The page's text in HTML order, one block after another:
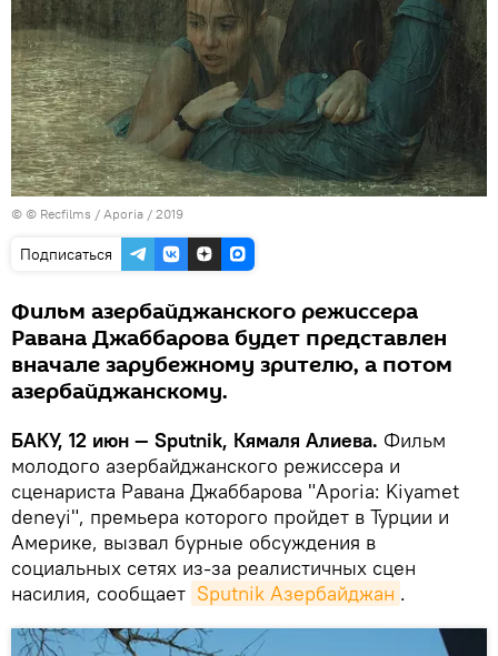
© © Recfilms / Aporia / 2019
Подписаться
Фильм азербайджанского режиссера
Равана Джаббарова будет представлен
вначале зарубежному зрителю, а потом
азербайджанскому.
БАКУ, 12 июн — Sputnik, Кямаля Алиева. Фильм
молодого азербайджанского режиссера и
сценариста Равана Джаббарова "Aporia: Kiyamet
deneyi", премьера которого пройдет в Турции и
Америке, вызвал бурные обсуждения в
социальных сетях из-за реалистичных сцен
насилия, сообщает Sputnik Азербайджан .